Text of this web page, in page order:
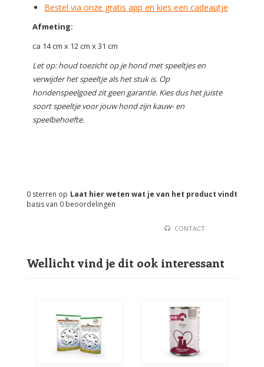
Bestel via onze gratis app en kies een cadeautje
Afmeting:
ca 14 cm x 12 cm x 31 cm
Let op: houd toezicht op je hond met speeltjes en
verwijder het speeltje als het stuk is. Op
hondenspeelgoed zit geen garantie. Kies dus het juiste
soort speeltje voor jouw hond zijn kauw- en
speelbehoefte.
Laat hier weten wat je van het product vindt
0 sterren op
basis van 0 beoordelingen
CONTACT
Wellicht vind je dit ook interessant